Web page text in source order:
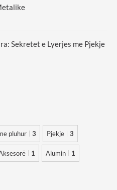
Sekretet e Lyerjes me Pjekje
pluhur 3 Pjekje 3
1 Alumin 1